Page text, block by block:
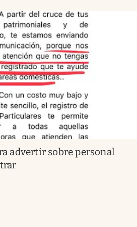
advertir sobre personal